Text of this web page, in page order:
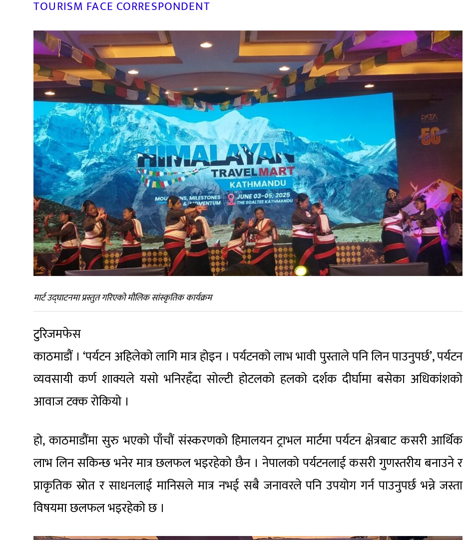
TOURISM FACE CORRESPONDENT
मार्ट उद्घाटनमा प्रस्तुत गरिएको मौलिक सांस्कृतिक कार्यक्रम
टुरिजमफेस
काठमाडौं । ‘पर्यटन अहिलेको लागि मात्र होइन । पर्यटनको लाभ भावी पुस्ताले पनि लिन पाउनुपर्छ’, पर्यटन
व्यवसायी कर्ण शाक्यले यसो भनिरहँदा सोल्टी होटलको हलको दर्शक दीर्घामा बसेका अधिकांशको
आवाज टक्क रोकियो ।
हो, काठमाडौंमा सुरु भएको पाँचौं संस्करणको हिमालयन ट्राभल मार्टमा पर्यटन क्षेत्रबाट कसरी आर्थिक
लाभ लिन सकिन्छ भनेर मात्र छलफल भइरहेको छैन । नेपालको पर्यटनलाई कसरी गुणस्तरीय बनाउने र
प्राकृतिक स्रोत र साधनलाई मानिसले मात्र नभई सबै जनावरले पनि उपयोग गर्न पाउनुपर्छ भन्ने जस्ता
विषयमा छलफल भइरहेको छ ।